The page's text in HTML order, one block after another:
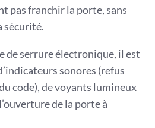
pas franchir la porte, sans
sécurité.
de serrure électronique, il est
sonores (refus
code), de voyants lumineux
de la porte à